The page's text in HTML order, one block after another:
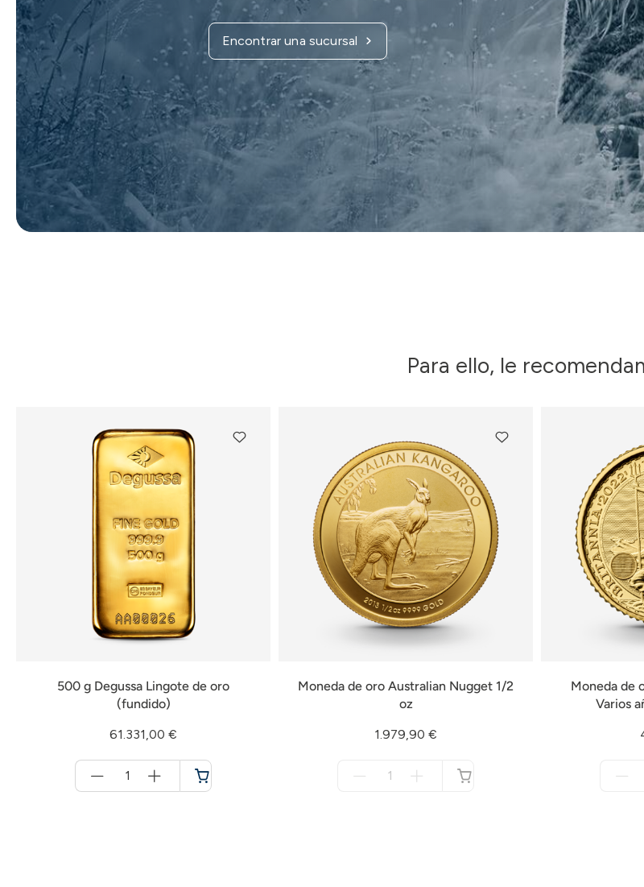
Encontrar una sucursal
Para ello, le
500 g Degussa Lingote de oro
(fundido)
61.331,00 €
Moneda de oro Australian Nugget 1/2
oz
1.979,90 €
Moneda de
Varios